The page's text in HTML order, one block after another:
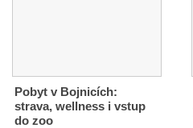
Pobyt v Bojnicích:
strava, wellness i vstup
do zoo